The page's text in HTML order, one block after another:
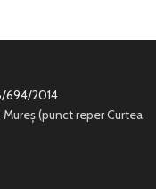
694/2014
Mureș (punct reper Curtea